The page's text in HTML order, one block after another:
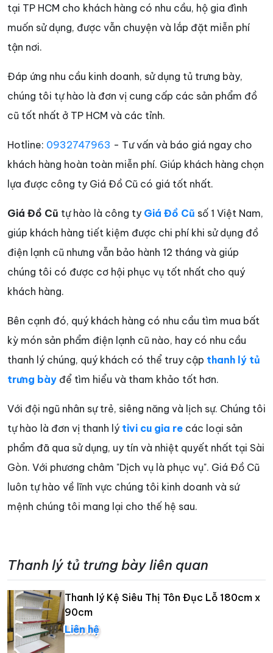
tại TP HCM cho khách hàng có nhu cầu, hộ gia đình
muốn sử dụng, được vẫn chuyện và lắp đặt miễn phí
tận nơi.
Đáp ứng nhu cầu kinh doanh, sử dụng tủ trưng bày,
chúng tôi tự hào là đơn vị cung cấp các sản phẩm đồ
cũ tốt nhất ở TP HCM và các tỉnh.
Hotline: 0932747963 - Tư vấn và báo giá ngay cho
khách hàng hoàn toàn miễn phí. Giúp khách hàng chọn
lựa được công ty Giá Đồ Cũ có giá tốt nhất.
Giá Đồ Cũ tự hào là công ty Giá Đồ Cũ số 1 Việt Nam,
giúp khách hàng tiết kiệm được chi phí khi sử dụng đồ
điện lạnh cũ nhưng vẫn bảo hành 12 tháng và giúp
chúng tôi có được cơ hội phục vụ tốt nhất cho quý
khách hàng.
Bên cạnh đó, quý khách hàng có nhu cầu tìm mua bất
kỳ món sản phẩm điện lạnh cũ nào, hay có nhu cầu
thanh lý chúng, quý khách có thể truy cập thanh lý tủ
trưng bày để tìm hiểu và tham khảo tốt hơn.
Với đội ngũ nhân sự trẻ, siêng năng và lịch sự. Chúng tôi
tự hào là đơn vị thanh lý tivi cu gia re các loại sản
phẩm đã qua sử dụng, uy tín và nhiệt quyết nhất tại Sài
Gòn. Với phương châm "Dịch vụ là phục vụ". Giá Đồ Cũ
luôn tự hào về lĩnh vực chúng tôi kinh doanh và sứ
mệnh chúng tôi mang lại cho thế hệ sau.
Thanh lý tủ trưng bày liên quan
Thanh lý Kệ Siêu Thị Tôn Đục Lỗ 180cm x
90cm
Liên hệ